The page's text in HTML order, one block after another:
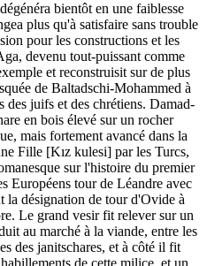
bientôt en une faiblesse
plus qu'à satisfaire sans trouble
pour les constructions et les
devenu tout-puissant comme
et reconstruisit sur de plus
de Baltadschi-Mohammed à
juifs et des chrétiens. Damad-
en bois élevé sur un rocher
mais fortement avancé dans la
Fille [Kız kulesi] par les Turcs,
sur l'histoire du premier
Européens tour de Léandre avec
la désignation de tour d'Ovide à
Le grand vesir fit relever sur un
au marché à la viande, entre les
des janitschares, et à côté il fit